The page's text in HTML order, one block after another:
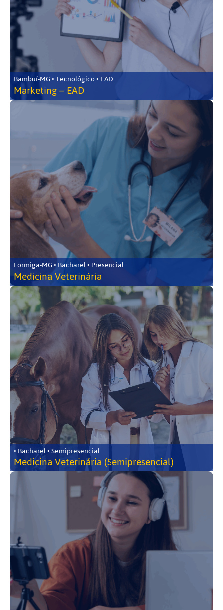
Bambuí-MG • Tecnológico • EAD
Marketing – EAD
Formiga-MG • Bacharel • Presencial
Medicina Veterinária
• Bacharel • Semipresencial
Medicina Veterinária (Semipresencial)